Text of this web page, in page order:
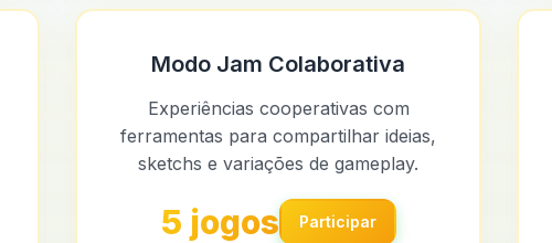
Modo Jam Colaborativa
Experiências cooperativas com
ferramentas para compartilhar ideias,
sketchs e variações de gameplay.
5 jogos Participar